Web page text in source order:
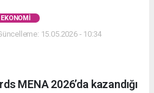
EKONOMI
15.05.2026 - 10:34
MENA 2026’da kazandığı